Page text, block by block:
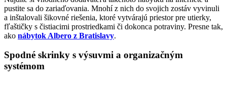
pustite sa do zariaďovania. Mnohí z nich do svojich zostáv vyvinuli
a inštalovali šikovné riešenia, ktoré vytvárajú priestor pre utierky,
fľaštičky s čistiacimi prostriedkami či dokonca potraviny. Presne tak,
ako nábytok Albero z Bratislavy.
Spodné skrinky s výsuvmi a organizačným
systémom